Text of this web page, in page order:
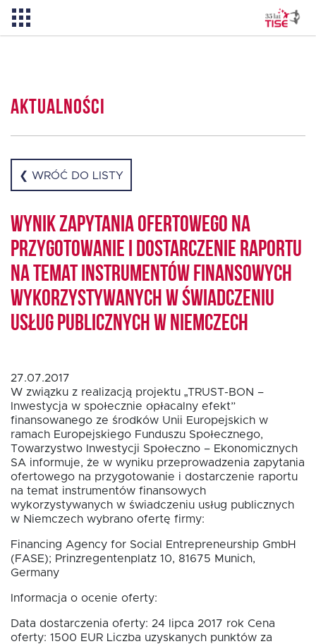
O TISE
Dlaczego TISE?
Pożyczka rozwojowa TISE
Oferta dla MSP
Fundusz FKIS
Rodo
Dokumenty
Rekrutujemy
Kontakt
Aktualności
❮ WRÓĆ DO LISTY
Wynik zapytania ofertowego na
przygotowanie i dostarczenie raportu
na temat instrumentów finansowych
wykorzystywanych w świadczeniu
usług publicznych w Niemczech
27.07.2017
W związku z realizacją projektu „TRUST-BON –
Inwestycja w społecznie opłacalny efekt”
finansowanego ze środków Unii Europejskich w
ramach Europejskiego Funduszu Społecznego,
Towarzystwo Inwestycji Społeczno – Ekonomicznych
SA informuje, że w wyniku przeprowadzenia zapytania
ofertowego na przygotowanie i dostarczenie raportu
na temat instrumentów finansowych
wykorzystywanych w świadczeniu usług publicznych
w Niemczech wybrano ofertę firmy:
Financing Agency for Social Entrepreneurship GmbH
(FASE); Prinzregentenplatz 10, 81675 Munich,
Germany
Informacja o ocenie oferty:
Data dostarczenia oferty: 24 lipca 2017 rok Cena
oferty: 1500 EUR Liczba uzyskanych punktów za